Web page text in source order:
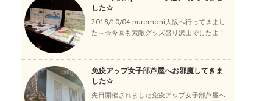
した☆
2018/10/04 puremoni大阪へ行ってきまし
た～☆今回も素敵グッズ盛り沢山でしたよ！
免疫アップ女子部芦屋へお邪魔してきま
した☆
先日開催されました免疫アップ女子部芦屋へ